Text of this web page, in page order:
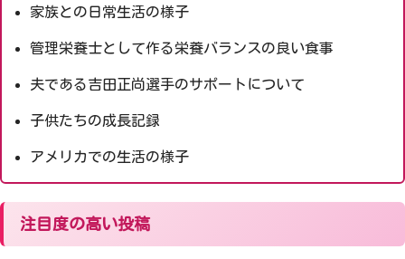
家族との日常生活の様子
管理栄養士として作る栄養バランスの良い食事
夫である吉田正尚選手のサポートについて
子供たちの成長記録
アメリカでの生活の様子
注目度の高い投稿